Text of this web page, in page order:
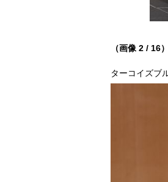
（画像 2 / 16）
ターコイズブ